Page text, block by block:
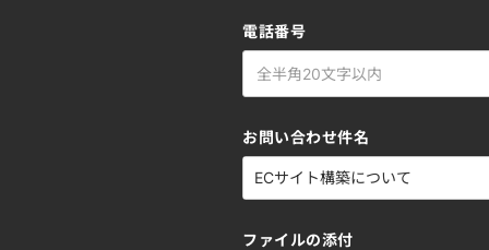
電話番号
お問い合わせ件名
ファイルの添付